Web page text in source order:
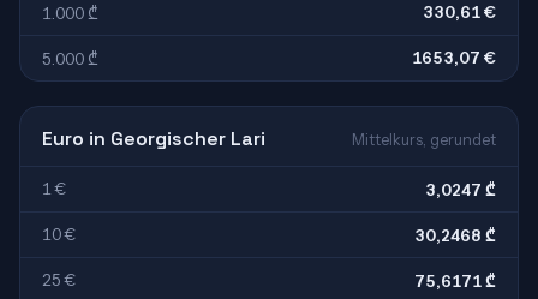
1.000 ₾ 330,61 €
5.000 ₾ 1653,07 €
Euro in Georgischer Lari Mittelkurs, gerundet
1 € 3,0247 ₾
10 € 30,2468 ₾
25 € 75,6171 ₾